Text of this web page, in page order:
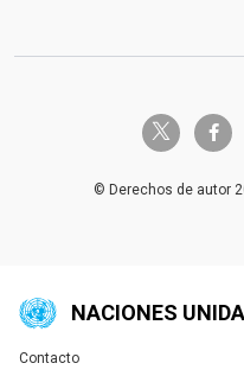
twitter-x
© Derechos de autor
NACIONES
Global U.N. menu
Contacto